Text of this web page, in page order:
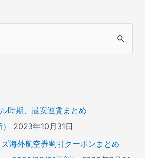
時期、最安運賃まとめ
2023年10月31日
海外航空券割引クーポンまとめ